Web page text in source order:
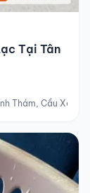
Tại Tân
Thám, Cầu Xéo